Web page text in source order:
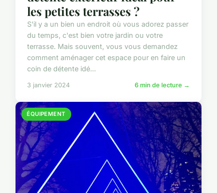
les petites terrasses ?
S'il y a un bien un endroit où vous adorez passer
du temps, c'est bien votre jardin ou votre
terrasse. Mais souvent, vous vous demandez
comment aménager cet espace pour en faire un
coin de détente idé...
3 janvier 2024 6 min de lecture →
ÉQUIPEMENT